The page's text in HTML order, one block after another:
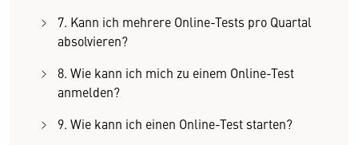
7. Kann ich mehrere Online-Tests pro Quartal
absolvieren?
8. Wie kann ich mich zu einem Online-Test
anmelden?
9. Wie kann ich einen Online-Test starten?